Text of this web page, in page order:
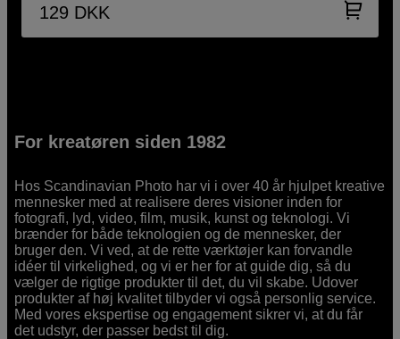
129 DKK
For kreatøren siden 1982
Hos Scandinavian Photo har vi i over 40 år hjulpet kreative
mennesker med at realisere deres visioner inden for
fotografi, lyd, video, film, musik, kunst og teknologi. Vi
brænder for både teknologien og de mennesker, der
bruger den. Vi ved, at de rette værktøjer kan forvandle
idéer til virkelighed, og vi er her for at guide dig, så du
vælger de rigtige produkter til det, du vil skabe. Udover
produkter af høj kvalitet tilbyder vi også personlig service.
Med vores ekspertise og engagement sikrer vi, at du får
det udstyr, der passer bedst til dig.